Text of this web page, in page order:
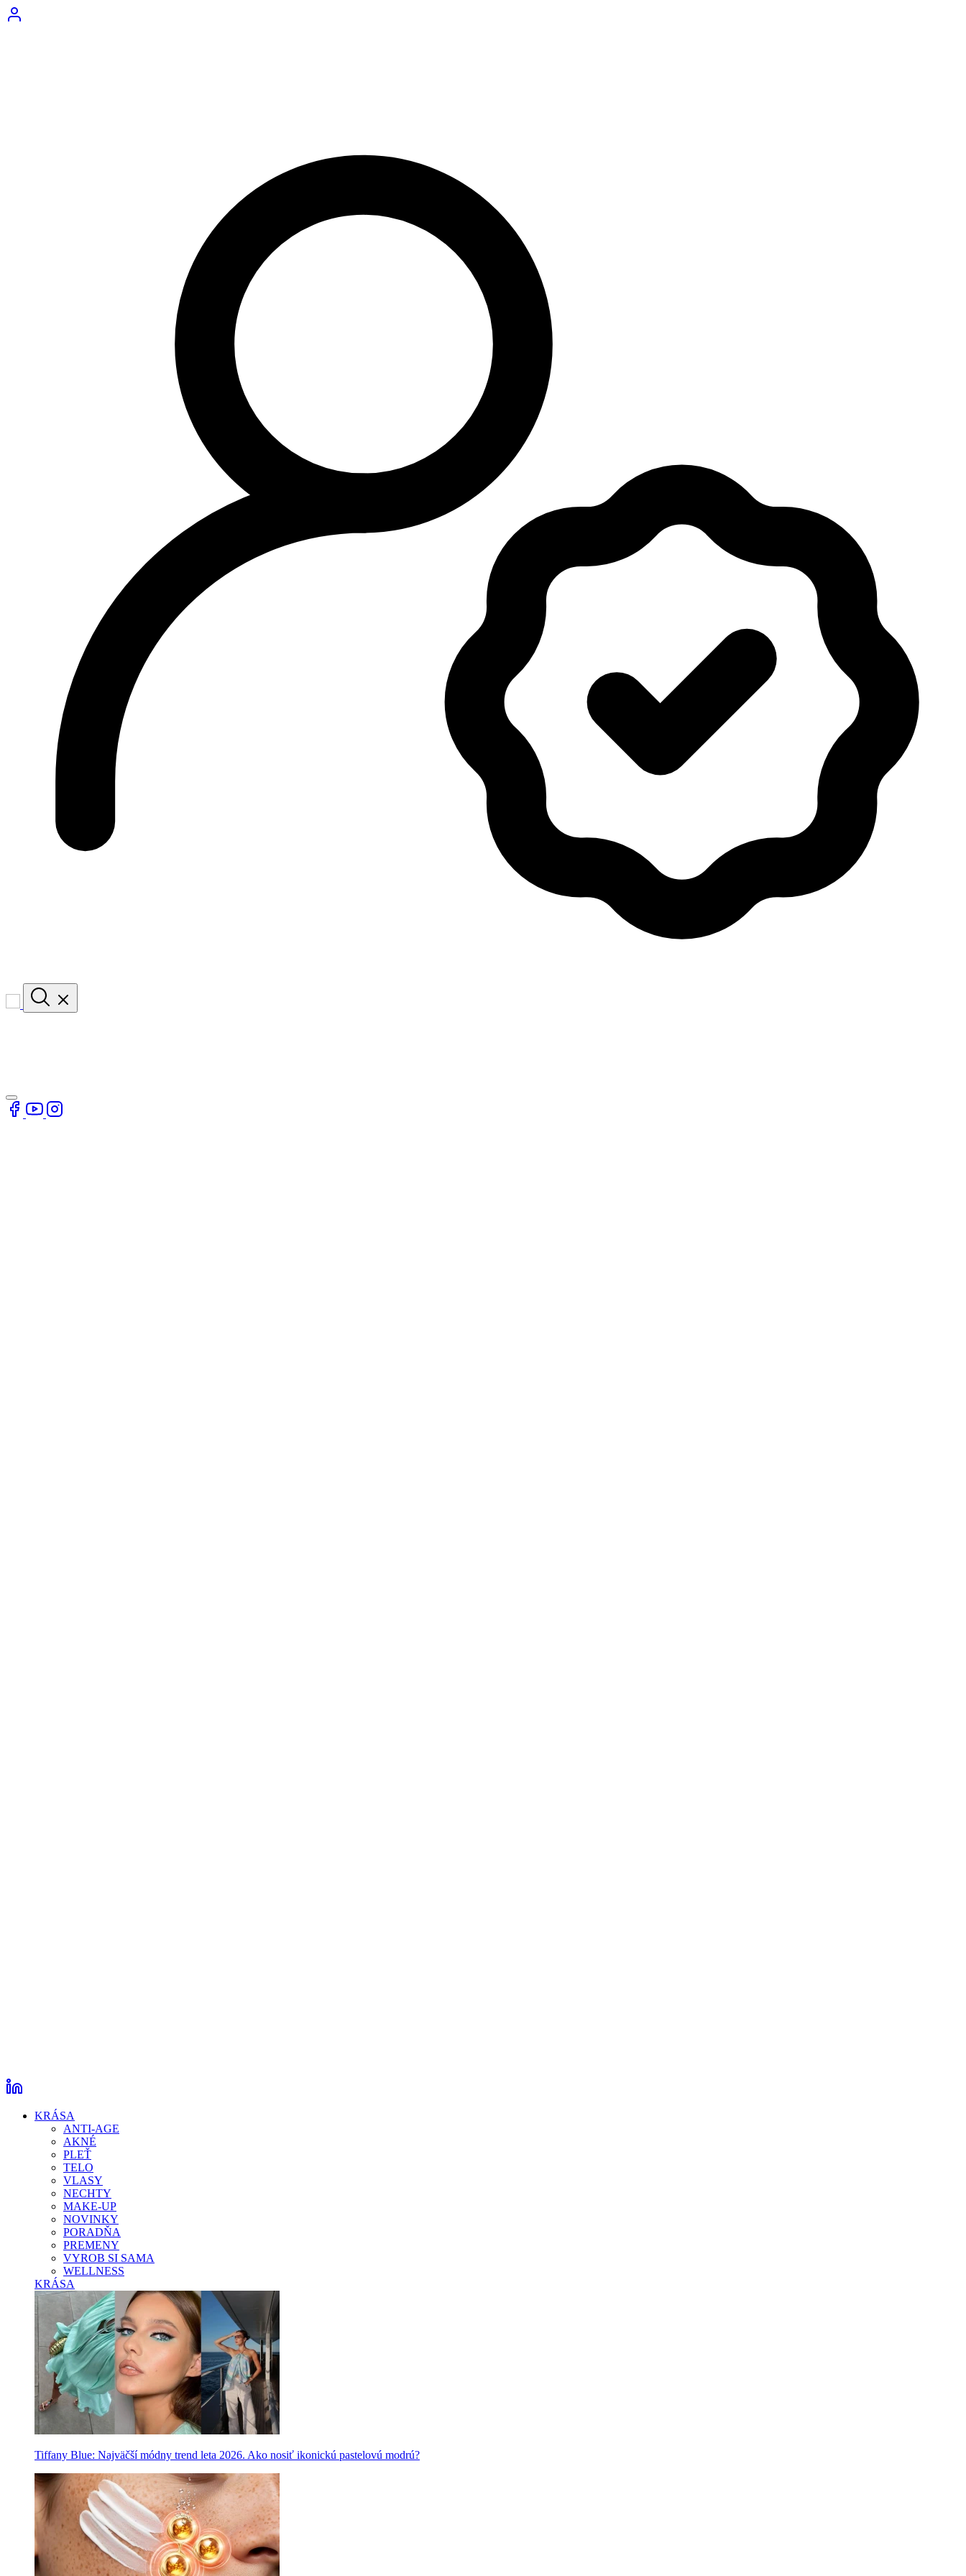
KRÁSA
ANTI-AGE
AKNÉ
PLEŤ
TELO
VLASY
NECHTY
MAKE-UP
NOVINKY
PORADŇA
PREMENY
VYROB SI SAMA
WELLNESS
KRÁSA
Tiffany Blue: Najväčší módny trend leta 2026. Ako nosiť ikonickú pastelovú modrú?